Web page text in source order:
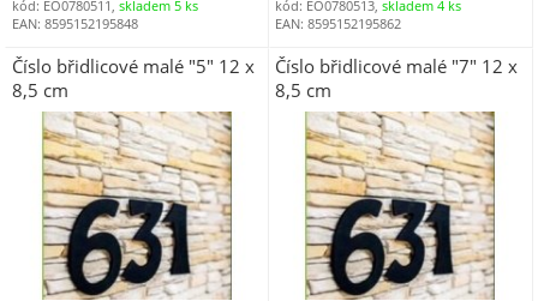
kód: EO0780511, skladem 5 ks
EAN: 8595152195848
kód: EO0780513,skladem 4 ks
EAN: 8595152195862
Číslo břidlicové malé "5" 12 x
8,5 cm
Číslo břidlicové malé "7" 12 x
8,5 cm